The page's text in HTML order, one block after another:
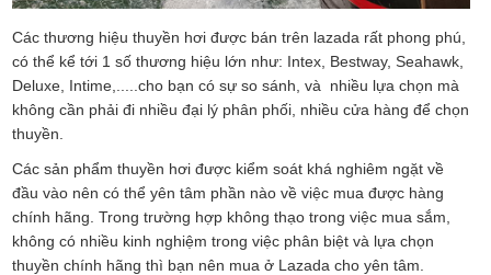
Các thương hiệu thuyền hơi được bán trên lazada rất phong phú,
có thể kể tới 1 số thương hiệu lớn như: Intex, Bestway, Seahawk,
Deluxe, Intime,.....cho bạn có sự so sánh, và nhiều lựa chọn mà
không cần phải đi nhiều đại lý phân phối, nhiều cửa hàng để chọn
thuyền.
Các sản phẩm thuyền hơi được kiểm soát khá nghiêm ngặt về
đầu vào nên có thể yên tâm phần nào về việc mua được hàng
chính hãng. Trong trường hợp không thạo trong việc mua sắm,
không có nhiều kinh nghiệm trong việc phân biệt và lựa chọn
thuyền chính hãng thì bạn nên mua ở Lazada cho yên tâm.